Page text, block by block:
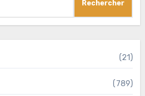
Rechercher
(21)
(789)